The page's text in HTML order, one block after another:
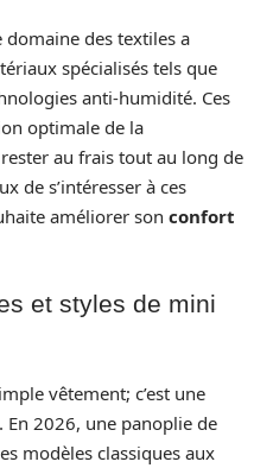
domaine des textiles a
spécialisés tels que
anti-humidité. Ces
optimale de la
au frais tout au long de
de s’intéresser à ces
améliorer son confort
et styles de mini
vêtement; c’est une
En 2026, une panoplie de
modèles classiques aux